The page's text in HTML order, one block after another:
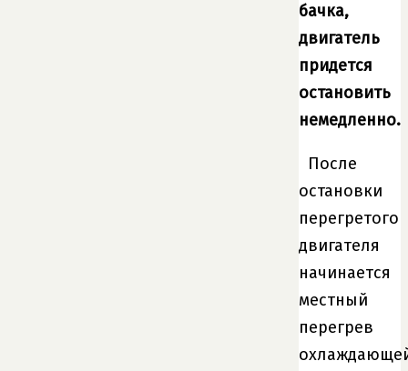
бачка,
двигатель
придется
остановить
немедленно.
После
остановки
перегретого
двигателя
начинается
местный
перегрев